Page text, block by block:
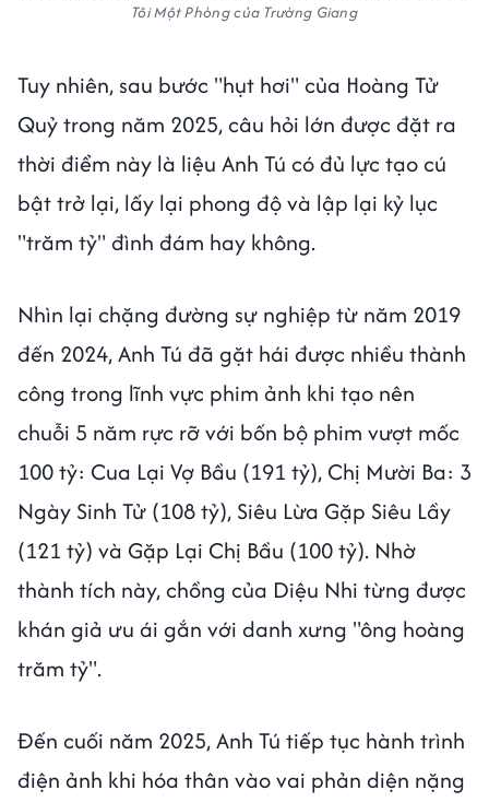
Tôi Một Phòng của Trường Giang
Tuy nhiên, sau bước "hụt hơi" của Hoàng Tử
Quỷ trong năm 2025, câu hỏi lớn được đặt ra
thời điểm này là liệu Anh Tú có đủ lực tạo cú
bật trở lại, lấy lại phong độ và lập lại kỷ lục
"trăm tỷ" đình đám hay không.
Nhìn lại chặng đường sự nghiệp từ năm 2019
đến 2024, Anh Tú đã gặt hái được nhiều thành
công trong lĩnh vực phim ảnh khi tạo nên
chuỗi 5 năm rực rỡ với bốn bộ phim vượt mốc
100 tỷ: Cua Lại Vợ Bầu (191 tỷ), Chị Mười Ba: 3
Ngày Sinh Tử (108 tỷ), Siêu Lừa Gặp Siêu Lầy
(121 tỷ) và Gặp Lại Chị Bầu (100 tỷ). Nhờ
thành tích này, chồng của Diệu Nhi từng được
khán giả ưu ái gắn với danh xưng "ông hoàng
trăm tỷ".
Đến cuối năm 2025, Anh Tú tiếp tục hành trình
điện ảnh khi hóa thân vào vai phản diện nặng